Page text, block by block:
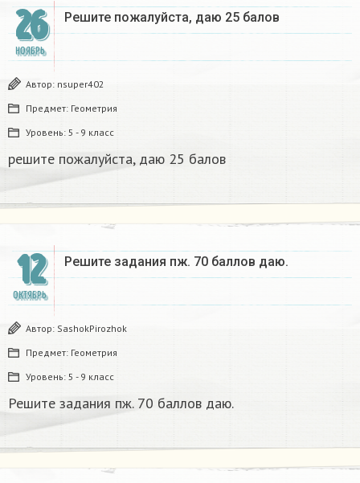
26
НОЯБРЬ
Решите пожалуйста, даю 25 балов
Автор: nsuper402
Предмет: Геометрия
Уровень: 5 - 9 класс
решите пожалуйста, даю 25 балов
12
ОКТЯБРЬ
Решите задания пж. 70 баллов даю.
Автор: SashokPirozhok
Предмет: Геометрия
Уровень: 5 - 9 класс
Решите задания пж. 70 баллов даю.